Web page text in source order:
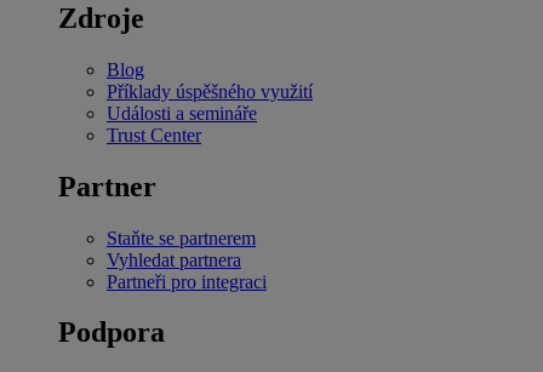
Zdroje
Blog
Příklady úspěšného využití
Události a semináře
Trust Center
Partner
Staňte se partnerem
Vyhledat partnera
Partneři pro integraci
Podpora